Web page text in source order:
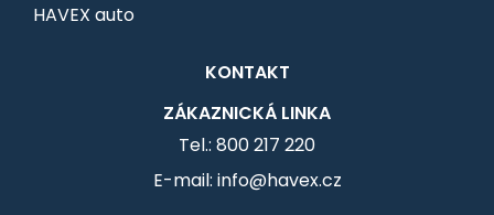
HAVEX auto
KONTAKT
ZÁKAZNICKÁ LINKA
Tel.: 800 217 220
E-mail: info@havex.cz